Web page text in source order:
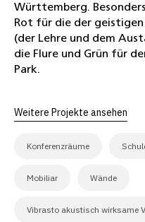
Württemberg.
Rot für die der
(der Lehre und dem
die Flure und Grün für
Park.
Weitere Projekte ansehen
Konferenzräume
Mobiliar Wände
Vibrasto akustisch wirksame